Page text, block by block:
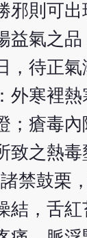
邪則可
益氣之品
待正氣
外寒裡
；瘡毒
致之熱
禁鼓
結，舌